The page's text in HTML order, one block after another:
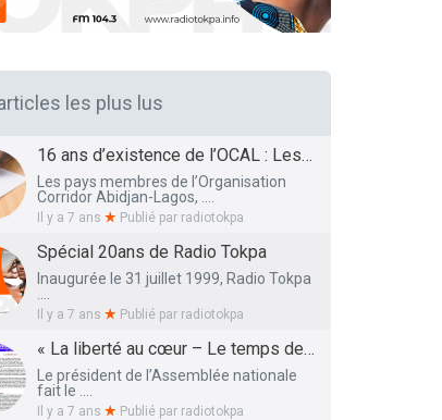
articles les plus lus
16 ans d’existence de l’OCAL : Les Ministres des Infrastructures et Transports et de la Santé présentent le bilan et les Perspectives
Les pays membres de l’Organisation
Corridor Abidjan-Lagos, ....
Il y a 7 ans Publié par radiotokpa
Spécial 20ans de Radio Tokpa
Inaugurée le 31 juillet 1999, Radio Tokpa
Il y a 7 ans Publié par radiotokpa
« La liberté au cœur – Le temps des semailles », l’essai autobiographique de Me Adrien HOUNGBEDJI rendu public
Le président de l’Assemblée nationale
fait le ....
Il y a 7 ans Publié par radiotokpa